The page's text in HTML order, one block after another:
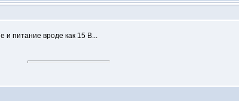
и питание вроде как 15 В...